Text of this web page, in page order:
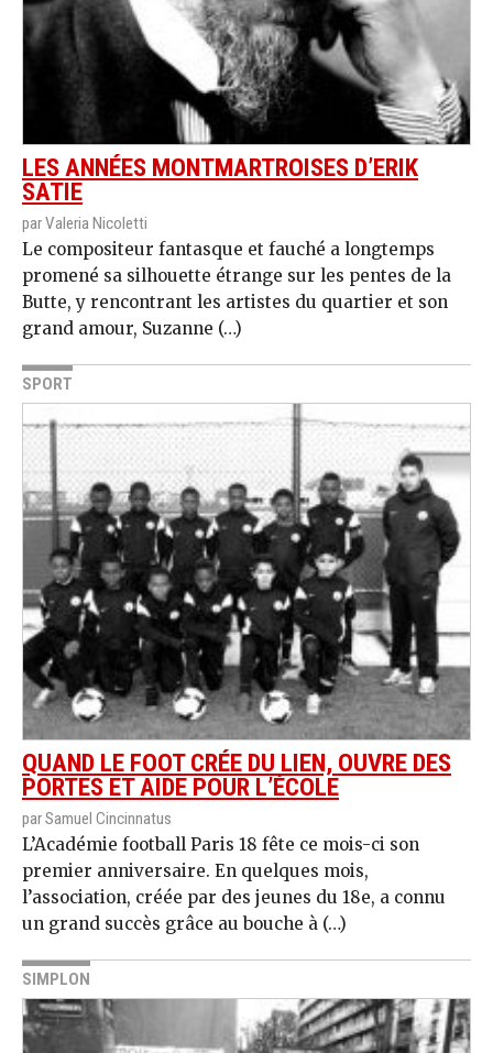
LES ANNÉES MONTMARTROISES D’ERIK
SATIE
par Valeria Nicoletti
Le compositeur fantasque et fauché a longtemps
promené sa silhouette étrange sur les pentes de la
Butte, y rencontrant les artistes du quartier et son
grand amour, Suzanne (…)
SPORT
QUAND LE FOOT CRÉE DU LIEN, OUVRE DES
PORTES ET AIDE POUR L’ÉCOLE
par Samuel Cincinnatus
L’Académie football Paris 18 fête ce mois-ci son
premier anniversaire. En quelques mois,
l’association, créée par des jeunes du 18e, a connu
un grand succès grâce au bouche à (…)
SIMPLON